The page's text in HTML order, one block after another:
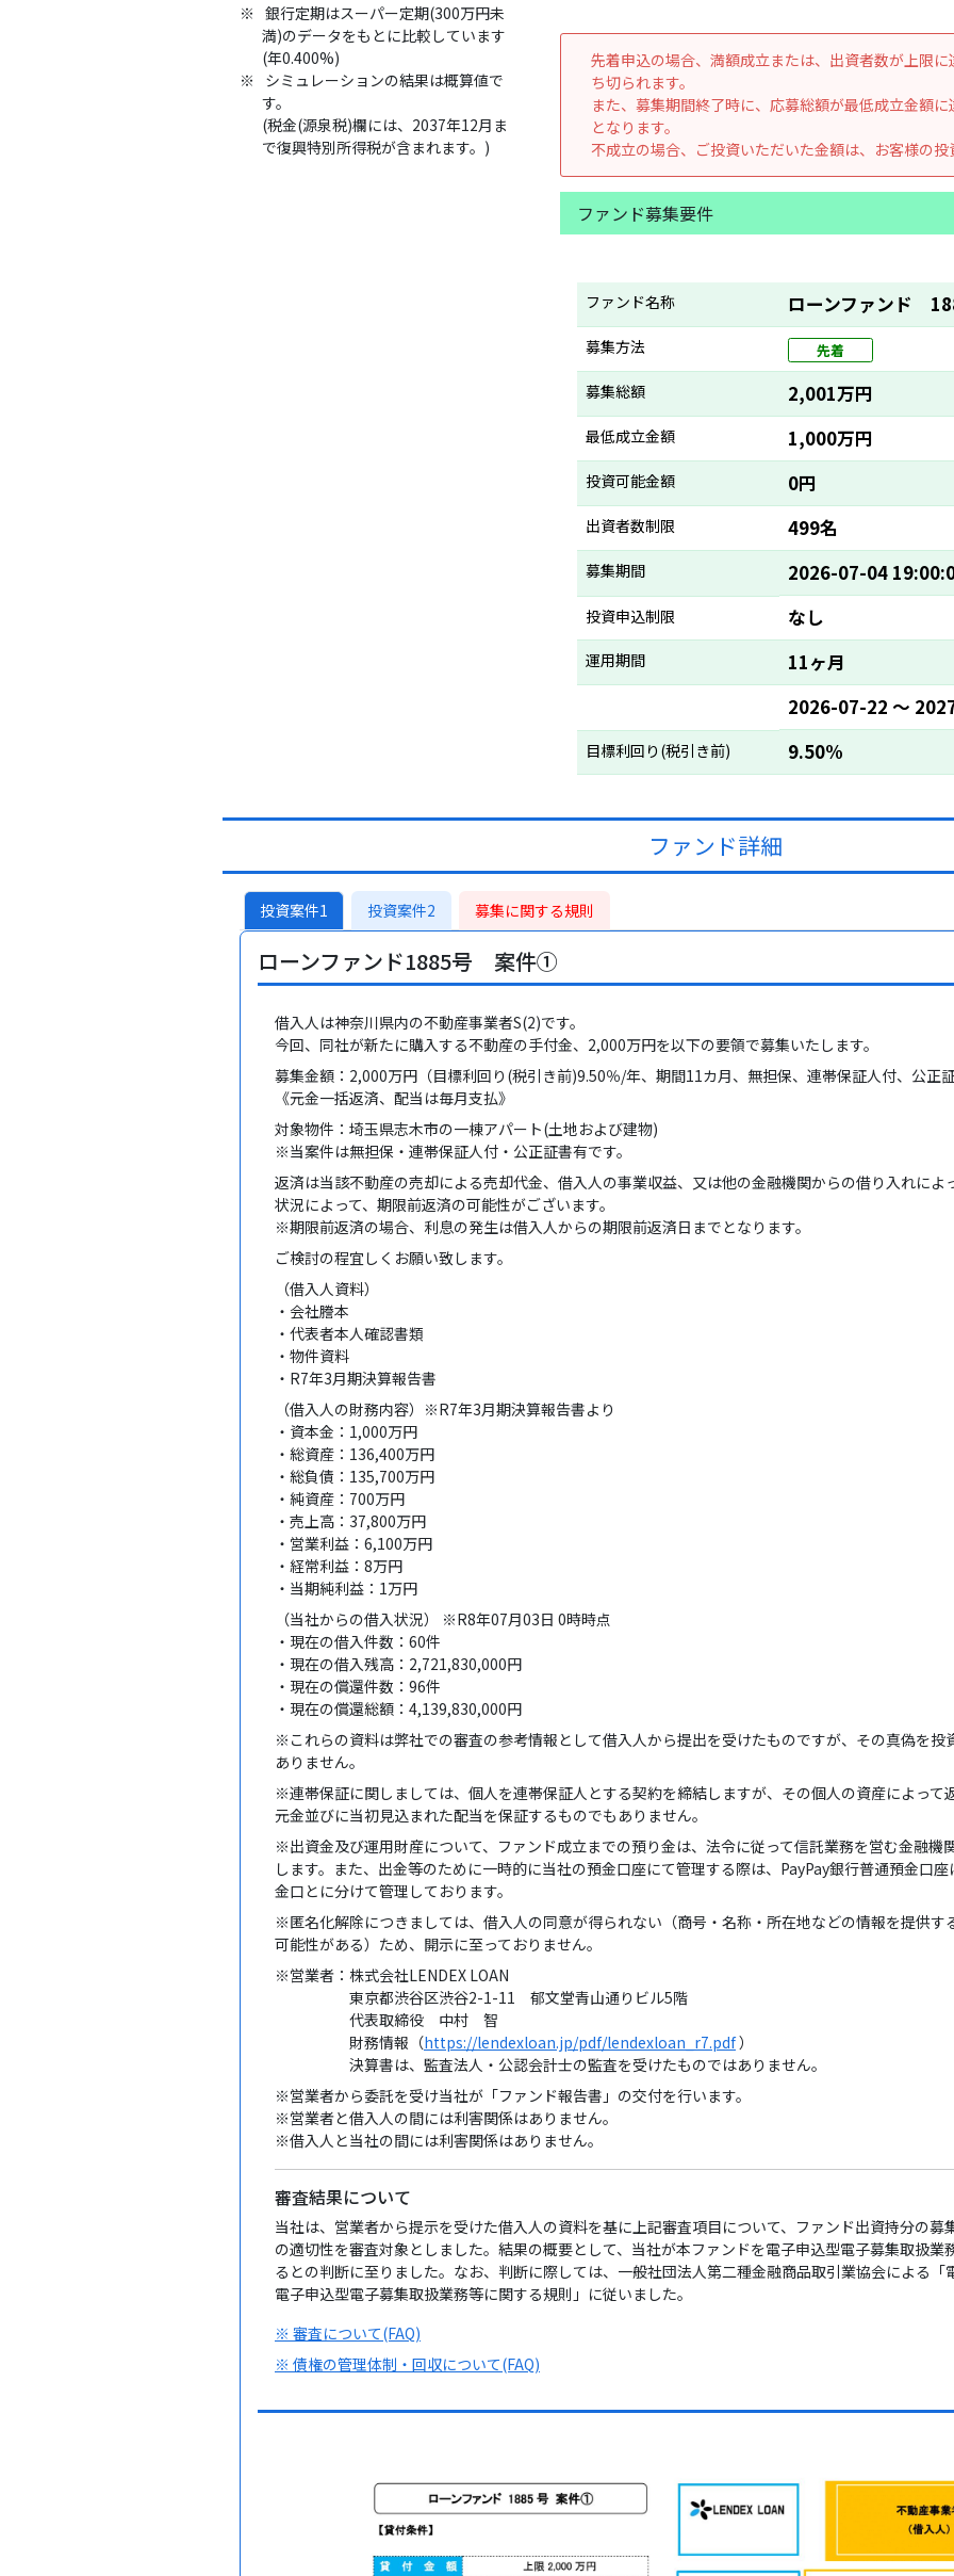
銀行定期はスーパー定期(300万円未
満)のデータをもとに比較しています
(年0.400%)
シミュレーションの結果は概算値で
す。
(税金(源泉税)欄には、2037年12月ま
で復興特別所得税が含まれます。)
先着申込の場合、満額成立または、出資者数が上限
ち切られます。
また、募集期間終了時に、応募総額が最低成立金額
となります。
不成立の場合、ご投資いただいた金額は、お客様の投
ファンド募集要件
ファンド名称 ローンファンド
募集方法 先着
募集総額 2,001万円
最低成立金額 1,000万円
投資可能金額 0円
出資者数制限 499名
募集期間 2026-07-04
投資申込制限 なし
運用期間
11ヶ月
2026-07-22 〜
目標利回り(税引き前) 9.50%
ファンド詳細
投資案件1 投資案件2 募集に関する規則
ローンファンド1885号 案件①
借入人は神奈川県内の不動産事業者S(2)です。
今回、同社が新たに購入する不動産の手付金、2,000万円を以下の要領で募集いたします。
募集金額：2,000万円（目標利回り(税引き前)9.50％/年、期間11カ月、無担保、連帯保証人付、公正証
《元金一括返済、配当は毎月支払》
対象物件：埼玉県志木市の一棟アパート(土地および建物)
※当案件は無担保・連帯保証人付・公正証書有です。
返済は当該不動産の売却による売却代金、借入人の事業収益、又は他の金融機関からの借り入れによ
状況によって、期限前返済の可能性がございます。
※期限前返済の場合、利息の発生は借入人からの期限前返済日までとなります。
ご検討の程宜しくお願い致します。
（借入人資料）
・会社謄本
・代表者本人確認書類
・物件資料
・R7年3月期決算報告書
（借入人の財務内容）※R7年3月期決算報告書より
・資本金：1,000万円
・総資産：136,400万円
・総負債：135,700万円
・純資産：700万円
・売上高：37,800万円
・営業利益：6,100万円
・経常利益：8万円
・当期純利益：1万円
（当社からの借入状況） ※R8年07月03日 0時時点
・現在の借入件数：60件
・現在の借入残高：2,721,830,000円
・現在の償還件数：96件
・現在の償還総額：4,139,830,000円
※これらの資料は弊社での審査の参考情報として借入人から提出を受けたものですが、その真偽を投
ありません。
※連帯保証に関しましては、個人を連帯保証人とする契約を締結しますが、その個人の資産によって
元金並びに当初見込まれた配当を保証するものでもありません。
※出資金及び運用財産について、ファンド成立までの預り金は、法令に従って信託業務を営む金融機
します。また、出金等のために一時的に当社の預金口座にて管理する際は、PayPay銀行普通預金口
金口とに分けて管理しております。
※匿名化解除につきましては、借入人の同意が得られない（商号・名称・所在地などの情報を提供す
可能性がある）ため、開示に至っておりません。
※営業者：株式会社LENDEX LOAN
東京都渋谷区渋谷2-1-11 郁文堂青山通りビル5階
代表取締役 中村 智
財務情報（https://lendexloan.jp/pdf/lendexloan_r7.pdf）
決算書は、監査法人・公認会計士の監査を受けたものではありません。
※営業者から委託を受け当社が「ファンド報告書」の交付を行います。
※営業者と借入人の間には利害関係はありません。
※借入人と当社の間には利害関係はありません。
審査結果について
当社は、営業者から提示を受けた借入人の資料を基に上記審査項目について、ファンド出資持分の募
の適切性を審査対象としました。結果の概要として、当社が本ファンドを電子申込型電子募集取扱業
るとの判断に至りました。なお、判断に際しては、一般社団法人第二種金融商品取引業協会による
電子申込型電子募集取扱業務等に関する規則」に従いました。
※ 審査について(FAQ)
※ 債権の管理体制・回収について(FAQ)